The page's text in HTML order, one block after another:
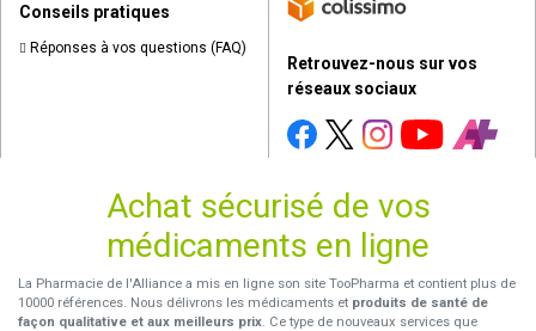
Conseils pratiques
Réponses à vos questions (FAQ)
Retrouvez-nous sur vos
réseaux sociaux
Achat sécurisé de vos
médicaments en ligne
La Pharmacie de l'Alliance a mis en ligne son site TooPharma et contient plus de
10000 références. Nous délivrons les médicaments et produits de santé de
façon qualitative et aux meilleurs prix. Ce type de nouveaux services que